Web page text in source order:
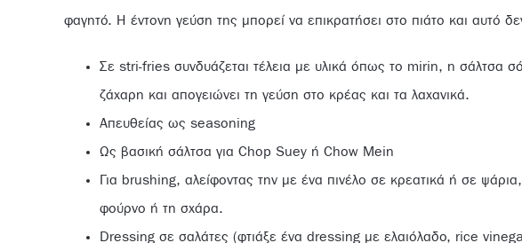
φαγητό. Η έντονη γεύση της μπορεί να επικρατήσει στο πιάτο και αυτό
Σε stri-fries συνδυάζεται τέλεια με υλικά όπως το mirin, η σάλτσα
ζάχαρη και απογειώνει τη γεύση στο κρέας και τα λαχανικά.
Απευθείας ως seasoning
Ως βασική σάλτσα για Chop Suey ή Chow Mein
Για brushing, αλείφοντας την με ένα πινέλο σε κρεατικά ή σε
φούρνο ή τη σχάρα.
Dressing σε σαλάτες (φτιάξε ένα dressing με ελαιόλαδο, rice